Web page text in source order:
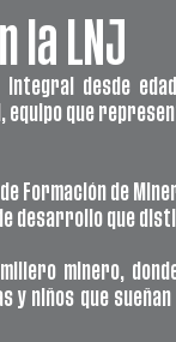
la LNJ
desde
equipo que
Formación de
desarrollo que
minero,
y niños que